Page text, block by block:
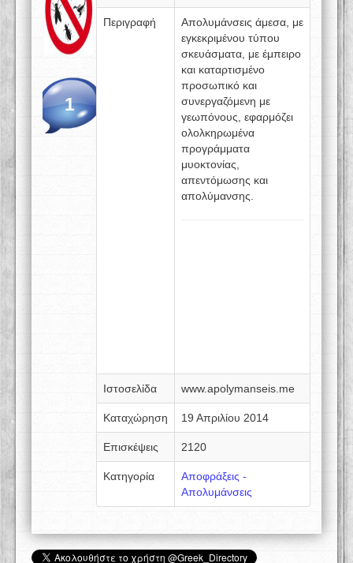
1
Περιγραφή
Απολυμάνσεις άμεσα, με
εγκεκριμένου τύπου
σκευάσματα, με έμπειρο
και καταρτισμένο
προσωπικό και
συνεργαζόμενη με
γεωπόνους, εφαρμόζει
ολολκηρωμένα
προγράμματα
μυοκτονίας,
απεντόμωσης και
απολύμανσης.
Ιστοσελίδα www.apolymanseis.me
Καταχώρηση 19 Απριλίου 2014
Επισκέψεις 2120
Κατηγορία
Αποφράξεις -
Απολυμάνσεις